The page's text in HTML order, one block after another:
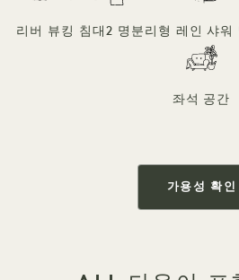
리버 뷰 킹 침대 2 명 분리형 레인 샤워
좌석 공간
가용성 확인